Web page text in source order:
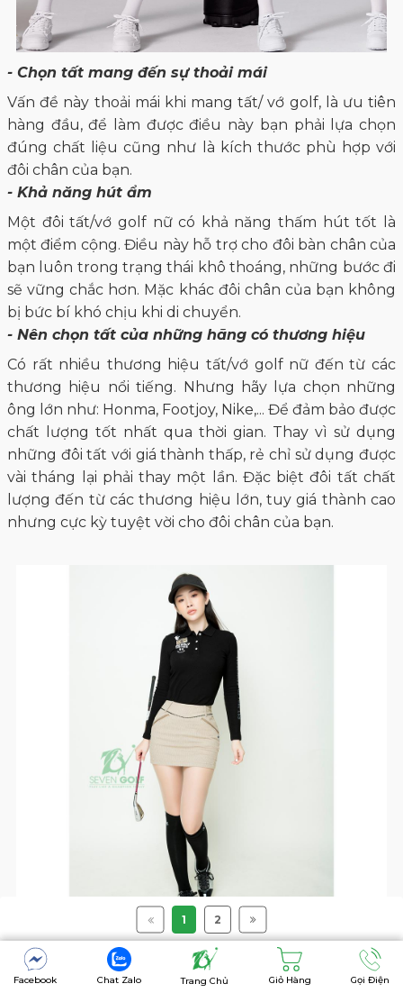
1 2
- Chọn tất mang đến sự thoải mái
Vấn đề này thoải mái khi mang tất/ vớ golf, là ưu tiên
hàng đầu, để làm được điều này bạn phải lựa chọn
đúng chất liệu cũng như là kích thước phù hợp với
đôi chân của bạn.
- Khả năng hút ẩm
Một đôi tất/vớ golf nữ có khả năng thấm hút tốt là
một điểm cộng. Điều này hỗ trợ cho đôi bàn chân của
bạn luôn trong trạng thái khô thoáng, những bước đi
sẽ vững chắc hơn. Mặc khác đôi chân của bạn không
bị bức bí khó chịu khi di chuyển.
- Nên chọn tất của những hãng có thương hiệu
Có rất nhiều thương hiệu tất/vớ golf nữ đến từ các
thương hiệu nổi tiếng. Nhưng hãy lựa chọn những
ông lớn như: Honma, Footjoy, Nike,... Để đảm bảo được
chất lượng tốt nhất qua thời gian. Thay vì sử dụng
những đôi tất với giá thành thấp, rẻ chỉ sử dụng được
vài tháng lại phải thay một lần. Đặc biệt đôi tất chất
lượng đến từ các thương hiệu lớn, tuy giá thành cao
nhưng cực kỳ tuyệt vời cho đôi chân của bạn.
III. Các golfer nên lựa chọn tất/vớ golf làm từ
Facebook Chat Zalo Trang Chủ Giỏ Hàng Gọi Điện